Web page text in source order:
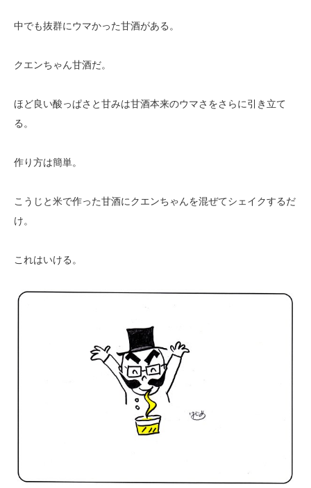
中でも抜群にウマかった甘酒がある。
クエンちゃん甘酒だ。
ほど良い酸っぱさと甘みは甘酒本来のウマさをさらに引き立て
る。
作り方は簡単。
こうじと米で作った甘酒にクエンちゃんを混ぜてシェイクするだ
け。
これはいける。